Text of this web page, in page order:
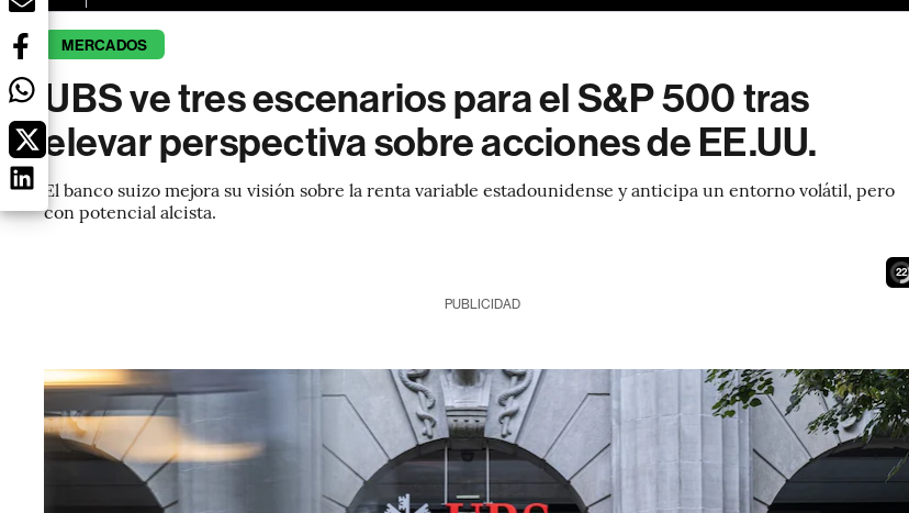
MERCADOS
UBS ve tres escenarios para el S&P 500 tras
elevar perspectiva sobre acciones de EE.UU.
El banco suizo mejora su visión sobre la renta variable estadounidense y anticipa un entorno volátil, pero
con potencial alcista.
20
PUBLICIDAD